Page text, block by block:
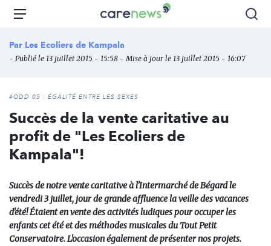
Aller
principal
Carenews,
média
des
l'engagement
Menu
Par Les Ecoliers de Kampala
- Publié le 13 juillet 2015 - 15:58 - Mise à jour le 13 juillet 2015 - 16:07
#ODD 05 : ÉGALITÉ ENTRE LES SEXES
Succès de la vente caritative au
profit de "Les Ecoliers de
Kampala"!
Succès de notre vente caritative à l'Intermarché de Bégard le
vendredi 3 juillet, jour de grande affluence la veille des vacances
d'été! Étaient en vente des activités ludiques pour occuper les
enfants cet été et des méthodes musicales du Tout Petit
Conservatoire. L'occasion également de présenter nos projets.